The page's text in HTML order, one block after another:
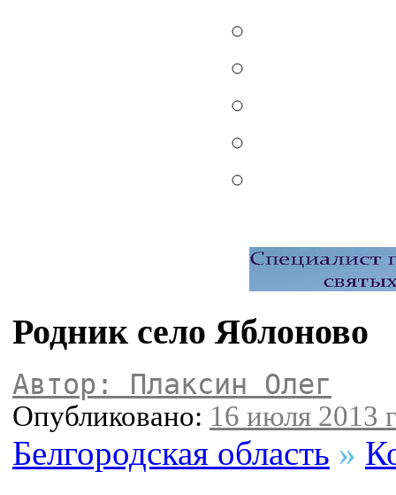
Родник село Яблоново
Автор: Плаксин Олег
Опубликовано: 16 июля 2013
Белгородская область »